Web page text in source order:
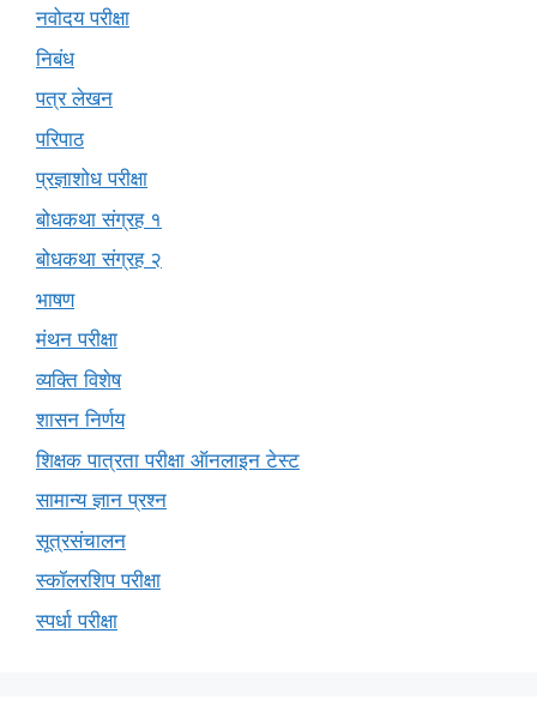
नवोदय परीक्षा
निबंध
पत्र लेखन
परिपाठ
प्रज्ञाशोध परीक्षा
बोधकथा संग्रह १
बोधकथा संग्रह २
भाषण
मंथन परीक्षा
व्यक्ति विशेष
शासन निर्णय
शिक्षक पात्रता परीक्षा ऑनलाइन टेस्ट
सामान्य ज्ञान प्रश्न
सूत्रसंचालन
स्कॉलरशिप परीक्षा
स्पर्धा परीक्षा